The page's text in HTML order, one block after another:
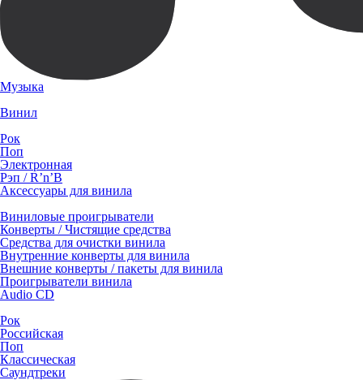
Музыка
Винил
Рок
Поп
Электронная
Рэп / R’n’B
Аксессуары для винила
Виниловые проигрыватели
Конверты / Чистящие средства
Средства для очистки винила
Внутренние конверты для винила
Внешние конверты / пакеты для винила
Проигрыватели винила
Audio CD
Рок
Российская
Поп
Классическая
Саундтреки